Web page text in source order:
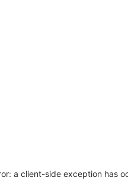
a client-side exception has